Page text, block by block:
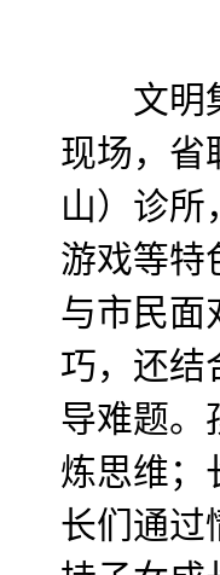
文明集
现场，省
山）诊所
游戏等特
与市民面
巧，还结
导难题。
炼思维；
长们通过